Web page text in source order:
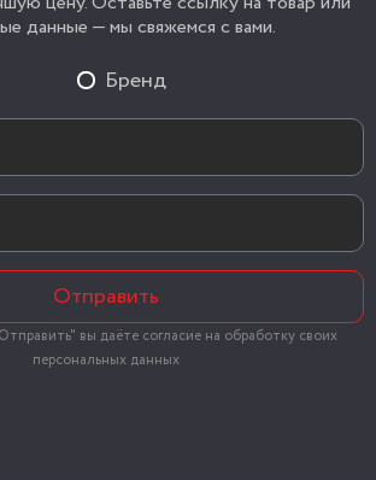
данные — мы свяжемся с вами.
Бренд
Отправить
вы даёте согласие на обработку своих
персональных данных